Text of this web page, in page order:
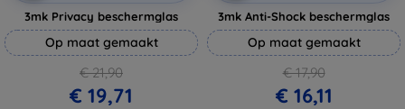
3mk Privacy beschermglas
Op maat gemaakt
€ 21,90
€ 19,71
3mk Anti-Shock beschermglas
Op maat gemaakt
€ 17,90
€ 16,11